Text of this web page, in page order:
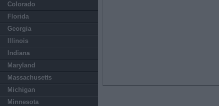
Colorado
Florida
Georgia
Illinois
Indiana
Maryland
Massachusetts
Michigan
Minnesota